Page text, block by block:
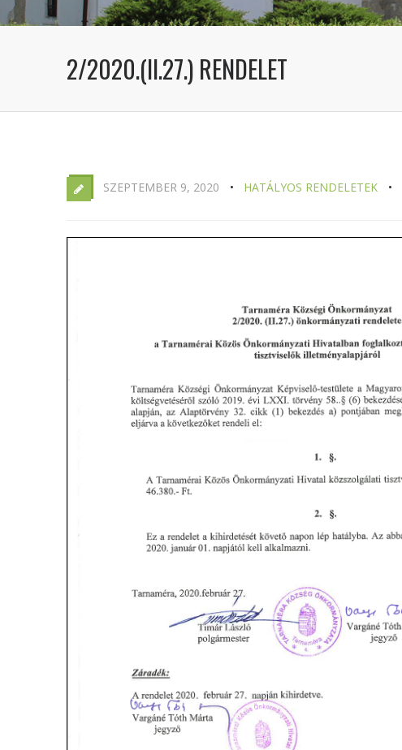
2/2020.(II.27.) RENDELET
SZEPTEMBER 9, 2020 HATÁLYOS RENDELETEK